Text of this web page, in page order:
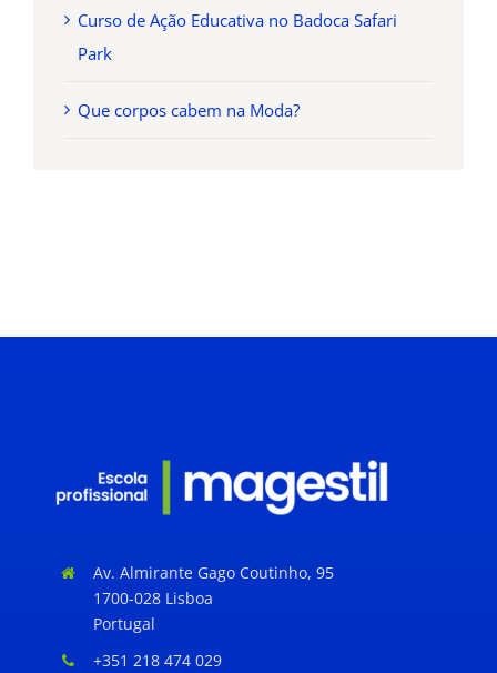
Curso de Ação Educativa no Badoca Safari
Park
Que corpos cabem na Moda?
Av. Almirante Gago Coutinho, 95
1700-028 Lisboa
Portugal
+351 218 474 029